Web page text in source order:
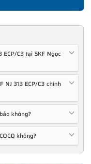
C3 tại SKF Ngọc
NJ 313 ECP/C3 chính
không?
không?